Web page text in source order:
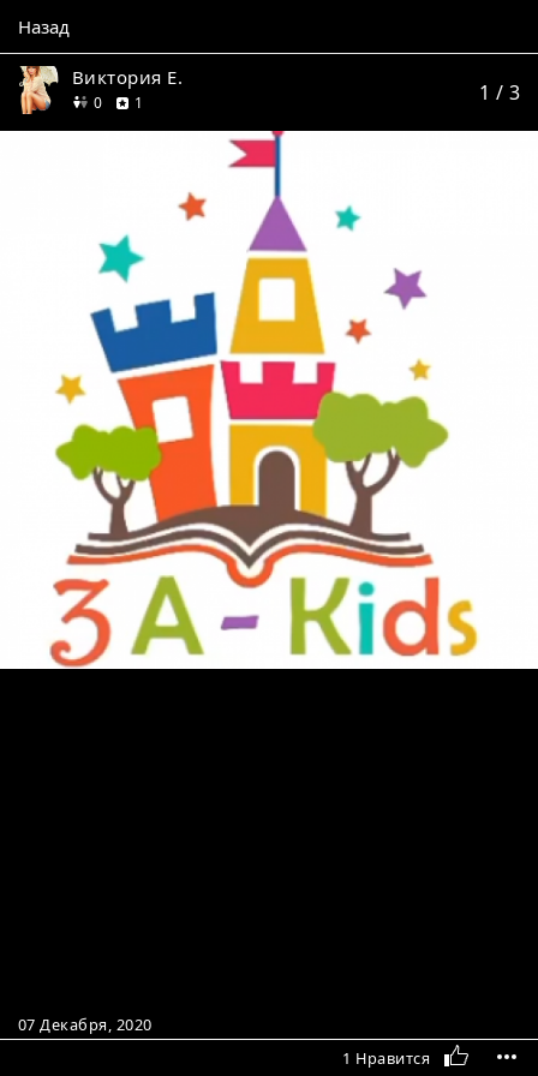
Назад
Виктория Е.
0друзей
1 1 / 3
07 Декабря, 2020
1 Нравится